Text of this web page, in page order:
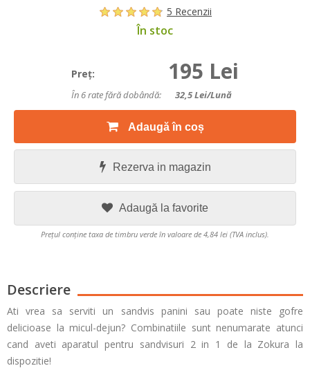
5 Recenzii
În stoc
Preţ: 195 Lei
În 6 rate fără dobândă: 32,5Lei/lună
Adaugă în coș
Rezerva in magazin
Adaugă la favorite
Prețul conține taxa de timbru verde în valoare de 4,84 lei (TVA inclus).
Descriere
Ati vrea sa serviti un sandvis panini sau poate niste gofre
delicioase la micul-dejun? Combinatiile sunt nenumarate atunci
cand aveti aparatul pentru sandvisuri 2 in 1 de la Zokura la
dispozitie!